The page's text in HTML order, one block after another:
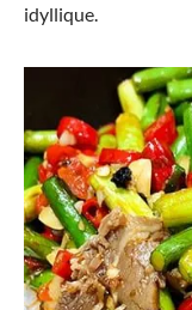
idyllique.